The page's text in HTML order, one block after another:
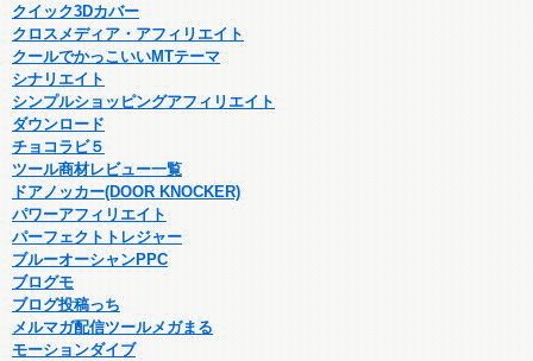
クイック3Dカバー
クロスメディア・アフィリエイト
クールでかっこいいMTテーマ
シナリエイト
シンプルショッピングアフィリエイト
ダウンロード
チョコラビ５
ツール商材レビュー一覧
ドアノッカー(DOOR KNOCKER)
パワーアフィリエイト
パーフェクトトレジャー
ブルーオーシャンPPC
ブログモ
ブログ投稿っち
メルマガ配信ツールメガまる
モーションダイブ